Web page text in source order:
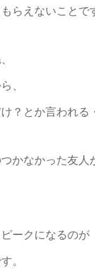
らえないことで
、
？とか言われる
かなかった友人
ークになるのが
。